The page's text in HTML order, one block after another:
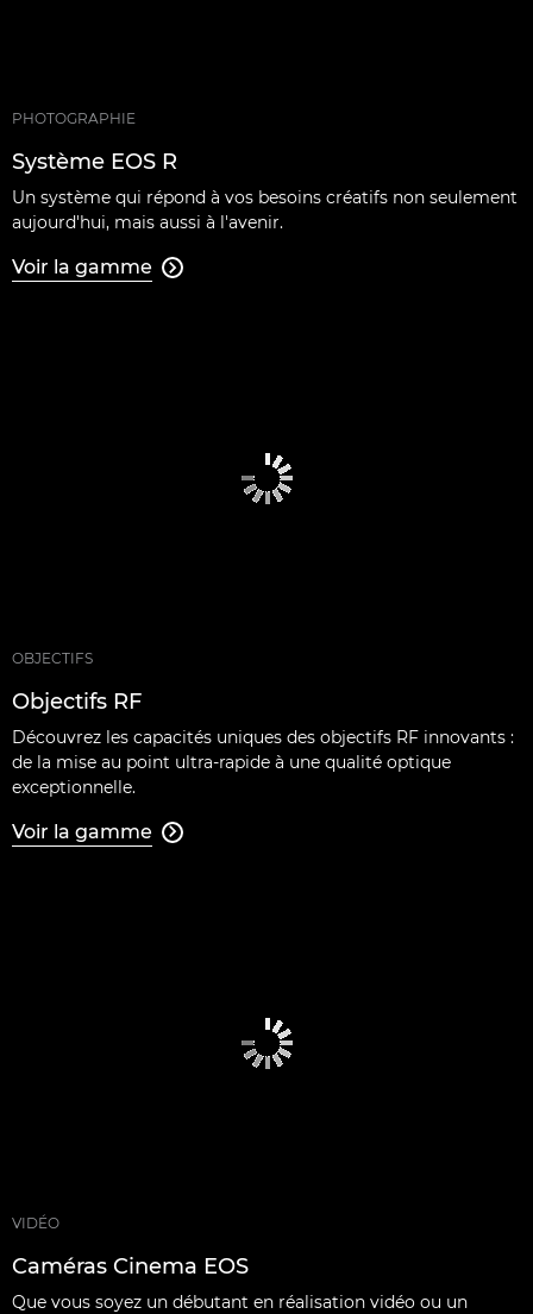
PHOTOGRAPHIE
Système EOS R
Un système qui répond à vos besoins créatifs non seulement
aujourd'hui, mais aussi à l'avenir.
Voir la gamme 
OBJECTIFS
Objectifs RF
Découvrez les capacités uniques des objectifs RF innovants :
de la mise au point ultra-rapide à une qualité optique
exceptionnelle.
Voir la gamme 
VIDÉO
Caméras Cinema EOS
Que vous soyez un débutant en réalisation vidéo ou un